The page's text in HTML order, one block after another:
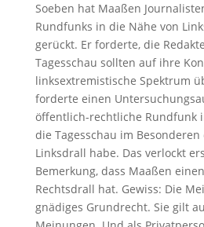
Soeben hat Maaßen
Rundfunks in die Nähe von
gerückt. Er forderte, die
Tagesschau sollten auf ihre
linksextremistische Spektrum
forderte einen
öffentlich-rechtliche Rundfunk
die Tagesschau im
Linksdrall habe. Das verlockt
Bemerkung, dass Maaßen
Rechtsdrall hat. Gewiss: Die
gnädiges Grundrecht. Sie gilt